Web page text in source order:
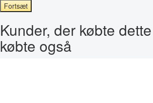
Fortsæt
Kunder, der købte
købte også